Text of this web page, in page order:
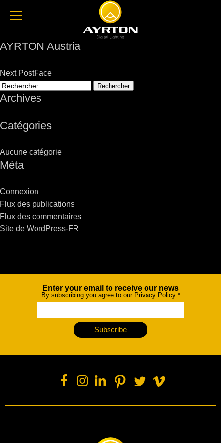
AYRTON Austria
Post
navigation
Next PostFace
Rechercher :
Archives
Catégories
Aucune catégorie
Méta
Connexion
Flux des publications
Flux des commentaires
Site de WordPress-FR
NewsletterEnter your email to receive our news
By subscribing you agree to our Privacy Policy *
Subscribe